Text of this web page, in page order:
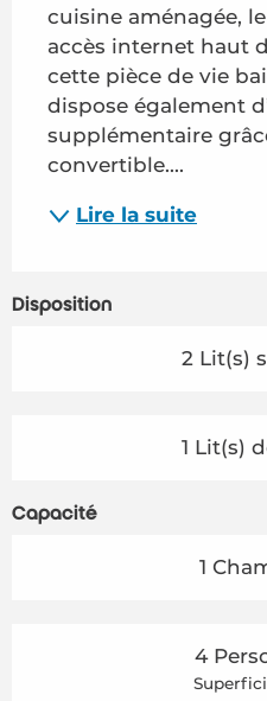
cuisine aménagée,
accès internet haut
cette pièce de vie
dispose également
supplémentaire
convertible....
Lire la suite
Disposition
2 Lit(s)
1 Lit(s)
Capacité
1
4